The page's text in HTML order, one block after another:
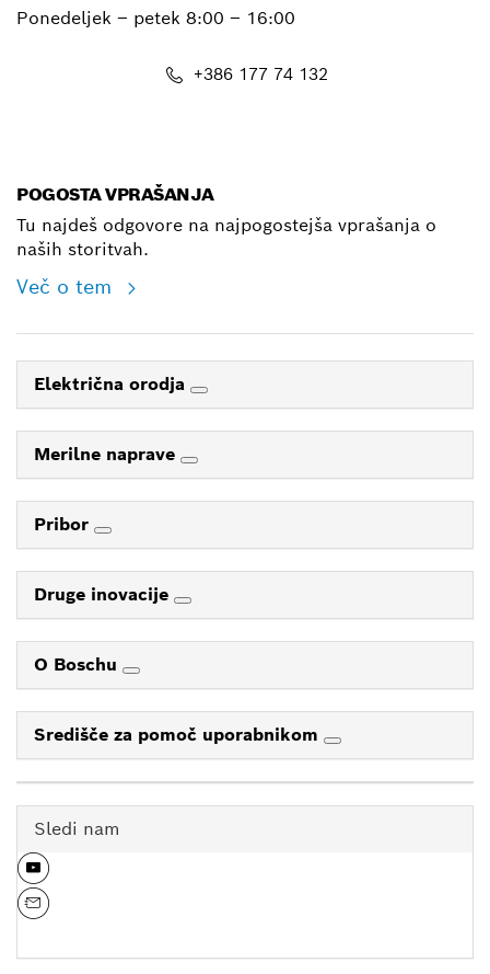
Ponedeljek – petek 8:00 – 16:00
+386 177 74 132
POGOSTA VPRAŠANJA
Tu najdeš odgovore na najpogostejša vprašanja o
naših storitvah.
Več o tem
Električna orodja
Merilne naprave
Pribor
Druge inovacije
O Boschu
Središče za pomoč uporabnikom
Sledi nam